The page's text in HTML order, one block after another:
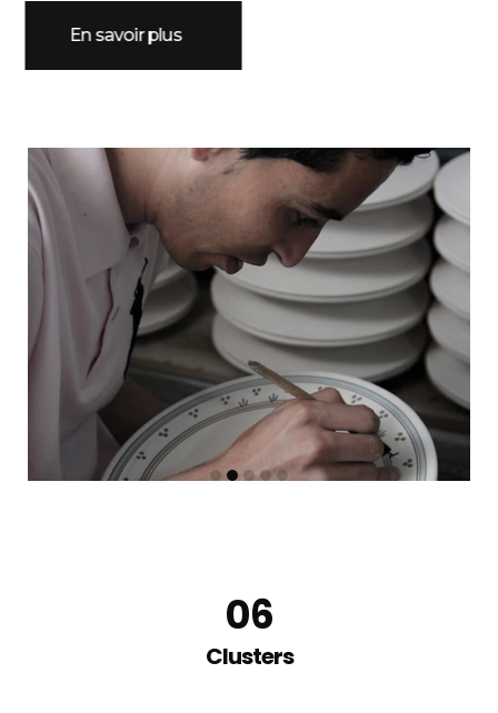
En savoir plus
06
Clusters